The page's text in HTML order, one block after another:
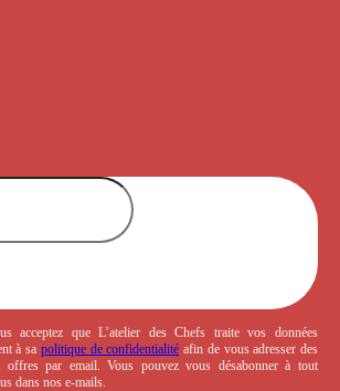
acceptez que L’atelier des Chefs traite vos données
à sa politique de confidentialité afin de vous adresser des
offres par email. Vous pouvez vous désabonner à tout
dans nos e-mails.